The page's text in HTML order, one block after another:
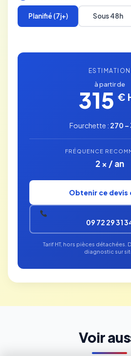
Planifié (7j+) Sous 48h
ESTIMATION
à partir de
315 €
Fourchette : 270 –
FRÉQUENCE
2 × / an
Obtenir ce devis
09 72 29 31
Tarif HT, hors pièces détachées.
diagnostic sur
Voir